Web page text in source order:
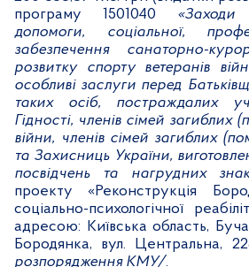
програму 1501040 «Заходи
допомоги, соціальної,
забезпечення санаторно-
розвитку спорту ветеранів
особливі заслуги перед
таких осіб, постраждалих
Гідності, членів сімей загиблих
війни, членів сімей загиблих
та Захисниць України,
посвідчень та нагрудних
проекту «Реконструкція
соціально-психологічної
адресою: Київська область,
Бородянка, вул. Центральна,
розпорядження КМУ/.